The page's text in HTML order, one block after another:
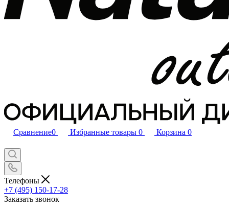
Сравнение0 Избранные товары 0 Корзина 0
Телефоны
+7 (495) 150-17-28
Заказать звонок